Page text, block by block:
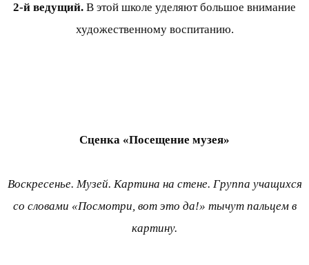
2-й ведущий. В этой школе уделяют большое внимание
художественному воспитанию.
Сценка «Посещение музея»
Воскресенье. Музей. Картина на стене. Группа учащихся
со словами «Посмотри, вот это да!» тычут пальцем в
картину.